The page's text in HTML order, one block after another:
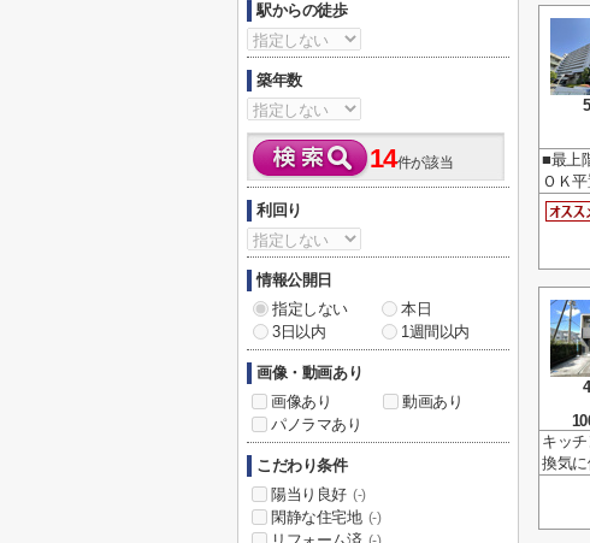
■最上
ＯＫ
キッ
換気
駅からの徒歩
築年数
14件が該当
利回り
情報公開日
指定しない
本日
3日以内
1週間以内
画像・動画あり
画像あり
動画あり
パノラマあり
こだわり条件
陽当り良好 (-)
閑静な住宅地 (-)